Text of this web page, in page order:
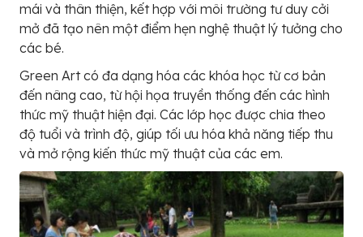
mái và thân thiện, kết hợp với môi trường tư duy cởi
mở đã tạo nên một điểm hẹn nghệ thuật lý tưởng cho
các bé.
Green Art có đa dạng hóa các khóa học từ cơ bản
đến nâng cao, từ hội họa truyền thống đến các hình
thức mỹ thuật hiện đại. Các lớp học được chia theo
độ tuổi và trình độ, giúp tối ưu hóa khả năng tiếp thu
và mở rộng kiến thức mỹ thuật của các em.